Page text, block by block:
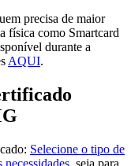
precisa de maior
física como Smartcard
durante a
AQUI.
Selecione o tipo de